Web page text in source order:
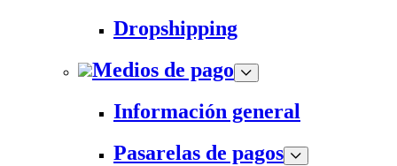
Dropshipping
Medios de pago
Información general
Pasarelas de pagos